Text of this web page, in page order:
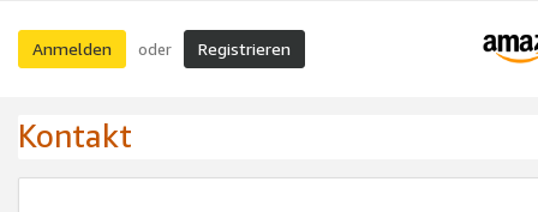
Anmelden oder Registrieren
Kontakt